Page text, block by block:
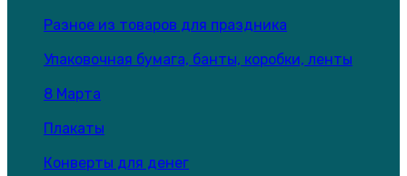
Разное из товаров для праздника
Упаковочная бумага, банты, коробки, ленты
8 Марта
Плакаты
Конверты для денег